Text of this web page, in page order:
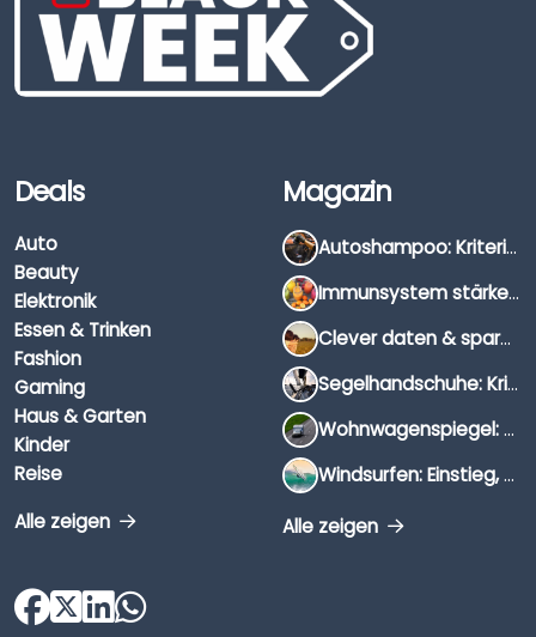
Deals
Auto
Beauty
Elektronik
Essen & Trinken
Fashion
Gaming
Haus & Garten
Kinder
Reise
Alle zeigen
Magazin
Autoshampoo: Kriterien, Unterschiede & Anwendung
Immunsystem stärken: Hausmittel, Vitamine & Wissenswertes
Clever daten & sparen: So findest du die besten Deals für Dates und Unternehmungen
Segelhandschuhe: Kriterien, Materialien & Tipps
Wohnwagenspiegel: Auswahl, Preise & Montage
Windsurfen: Einstieg, Ausrüstung & Tipps
Alle zeigen